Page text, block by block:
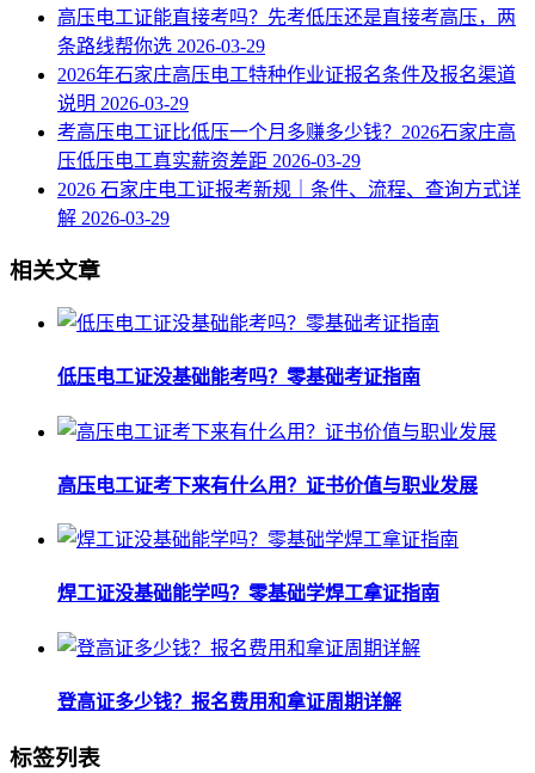
高压电工证能直接考吗？先考低压还是直接考高压，两
条路线帮你选 2026-03-29
2026年石家庄高压电工特种作业证报名条件及报名渠道
说明 2026-03-29
考高压电工证比低压一个月多赚多少钱？2026石家庄高
压低压电工真实薪资差距 2026-03-29
2026 石家庄电工证报考新规｜条件、流程、查询方式详
解 2026-03-29
相关文章
低压电工证没基础能考吗？零基础考证指南
高压电工证考下来有什么用？证书价值与职业发展
焊工证没基础能学吗？零基础学焊工拿证指南
登高证多少钱？报名费用和拿证周期详解
标签列表